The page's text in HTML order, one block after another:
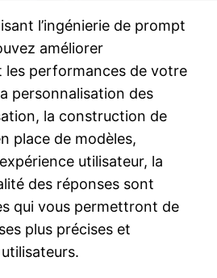
l’ingénierie de prompt
améliorer
les performances de votre
personnalisation des
la construction de
place de modèles,
utilisateur, la
des réponses sont
qui vous permettront de
plus précises et